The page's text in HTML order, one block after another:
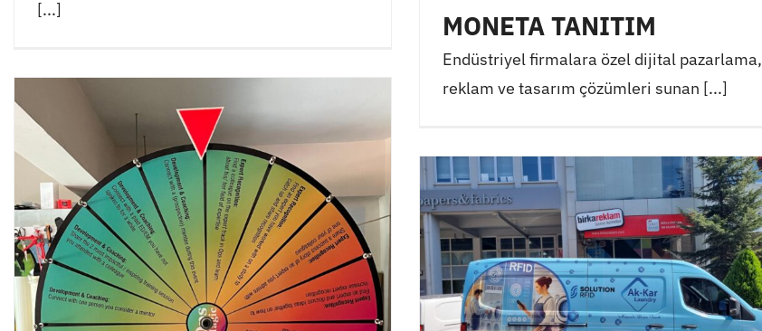
MONETA TANITIM
Endüstriyel firmalara özel dijital pazarlama,
reklam ve tasarım çözümleri sunan [...]
[...]